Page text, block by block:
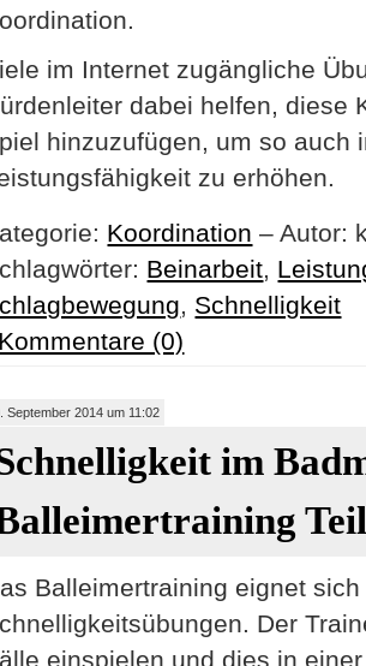
im Internet zugängliche
dabei helfen, diese
hinzuzufügen, um so auch
zu erhöhen.
Koordination – Autor:
Beinarbeit,
, Schnelligkeit
Kommentare (0)
September 2014 um 11:02
im
Balleimertraining eignet
Der
einspielen und dies in